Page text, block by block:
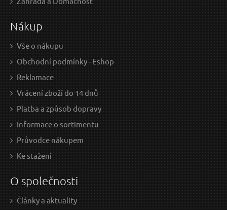
Nákup
Vše o nákupu
Obchodní podmínky - Eshop
Reklamace
Vrácení zboží do 14 dnů
Platba a způsob dopravy
Informace o sortimentu
Průvodce nákupem
Ke stažení
O společnosti
Články a aktuality